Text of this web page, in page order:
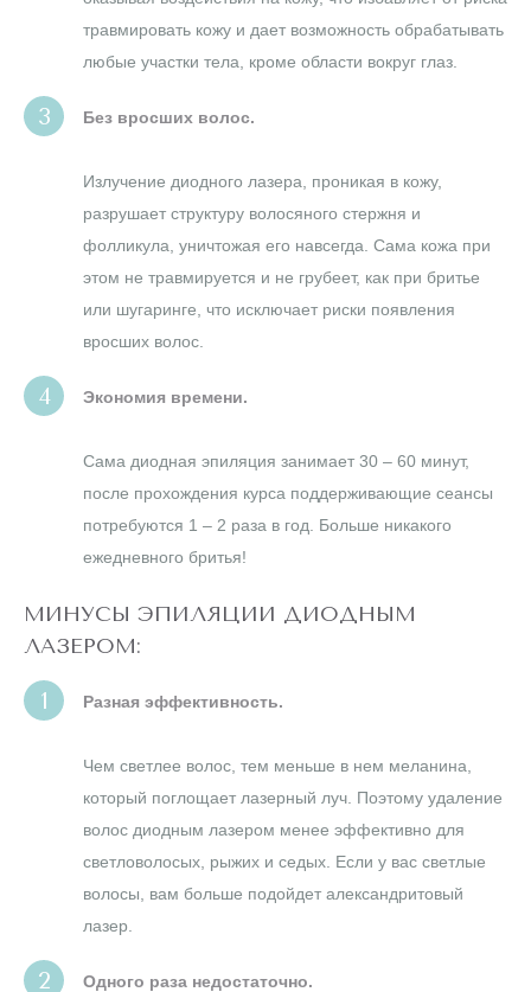
травмировать кожу и дает возможность обрабатывать
любые участки тела, кроме области вокруг глаз.
Без вросших волос.
Излучение диодного лазера, проникая в кожу,
разрушает структуру волосяного стержня и
фолликула, уничтожая его навсегда. Сама кожа при
этом не травмируется и не грубеет, как при бритье
или шугаринге, что исключает риски появления
вросших волос.
Экономия времени.
Сама диодная эпиляция занимает 30 – 60 минут,
после прохождения курса поддерживающие сеансы
потребуются 1 – 2 раза в год. Больше никакого
ежедневного бритья!
МИНУСЫ ЭПИЛЯЦИИ ДИОДНЫМ
ЛАЗЕРОМ:
Разная эффективность.
Чем светлее волос, тем меньше в нем меланина,
который поглощает лазерный луч. Поэтому удаление
волос диодным лазером менее эффективно для
светловолосых, рыжих и седых. Если у вас светлые
волосы, вам больше подойдет александритовый
лазер.
Одного раза недостаточно.